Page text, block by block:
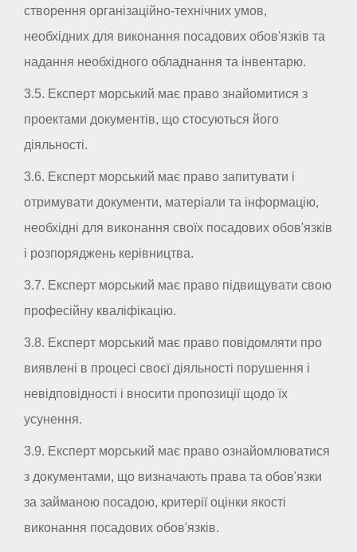
створення організаційно-технічних умов,
необхідних для виконання посадових обов'язків та
надання необхідного обладнання та інвентарю.
3.5. Експерт морський має право знайомитися з
проектами документів, що стосуються його
діяльності.
3.6. Експерт морський має право запитувати і
отримувати документи, матеріали та інформацію,
необхідні для виконання своїх посадових обов'язків
і розпоряджень керівництва.
3.7. Експерт морський має право підвищувати свою
професійну кваліфікацію.
3.8. Експерт морський має право повідомляти про
виявлені в процесі своєї діяльності порушення і
невідповідності і вносити пропозиції щодо їх
усунення.
3.9. Експерт морський має право ознайомлюватися
з документами, що визначають права та обов'язки
за займаною посадою, критерії оцінки якості
виконання посадових обов'язків.